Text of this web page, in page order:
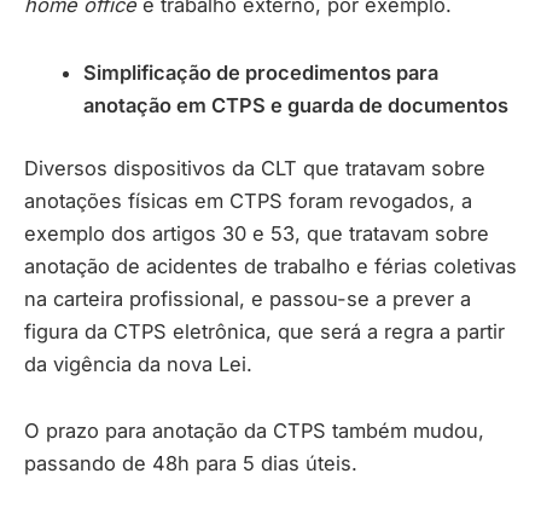
home office e trabalho externo, por exemplo.
Simplificação de procedimentos para
anotação em CTPS e guarda de documentos
Diversos dispositivos da CLT que tratavam sobre
anotações físicas em CTPS foram revogados, a
exemplo dos artigos 30 e 53, que tratavam sobre
anotação de acidentes de trabalho e férias coletivas
na carteira profissional, e passou-se a prever a
figura da CTPS eletrônica, que será a regra a partir
da vigência da nova Lei.
O prazo para anotação da CTPS também mudou,
passando de 48h para 5 dias úteis.